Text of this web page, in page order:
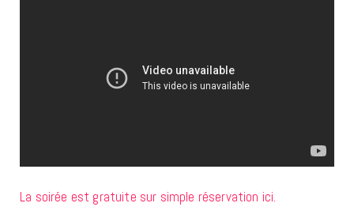
La soirée est gratuite sur simple réservation ici.